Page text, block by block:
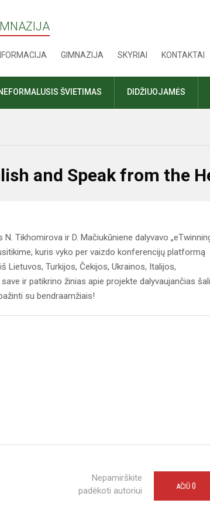
GIMNAZIJA SKYRIAI KONTAKTAI
ŠVIETIMAS DIDŽIUOJAMĖS
and Speak from the
Tikhomirova ir D. Mačiukūniene dalyvavo
kuris vyko per vaizdo konferencijų platformą
Lietuvos, Turkijos, Čekijos, Ukrainos, Italijos,
ir patikrino žinias apie projekte dalyvaujančias
su bendraamžiais!
Nepamirškite
padėkoti autoriui
AČIŪ 0